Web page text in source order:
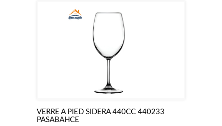
Ajouter
VERRE A PIED SIDERA 440CC 440233
PASABAHCE